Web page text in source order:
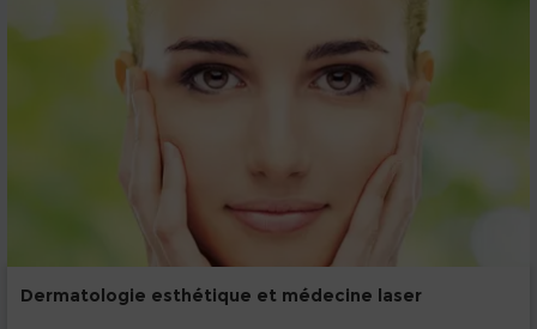
Dermatologie esthétique et médecine laser